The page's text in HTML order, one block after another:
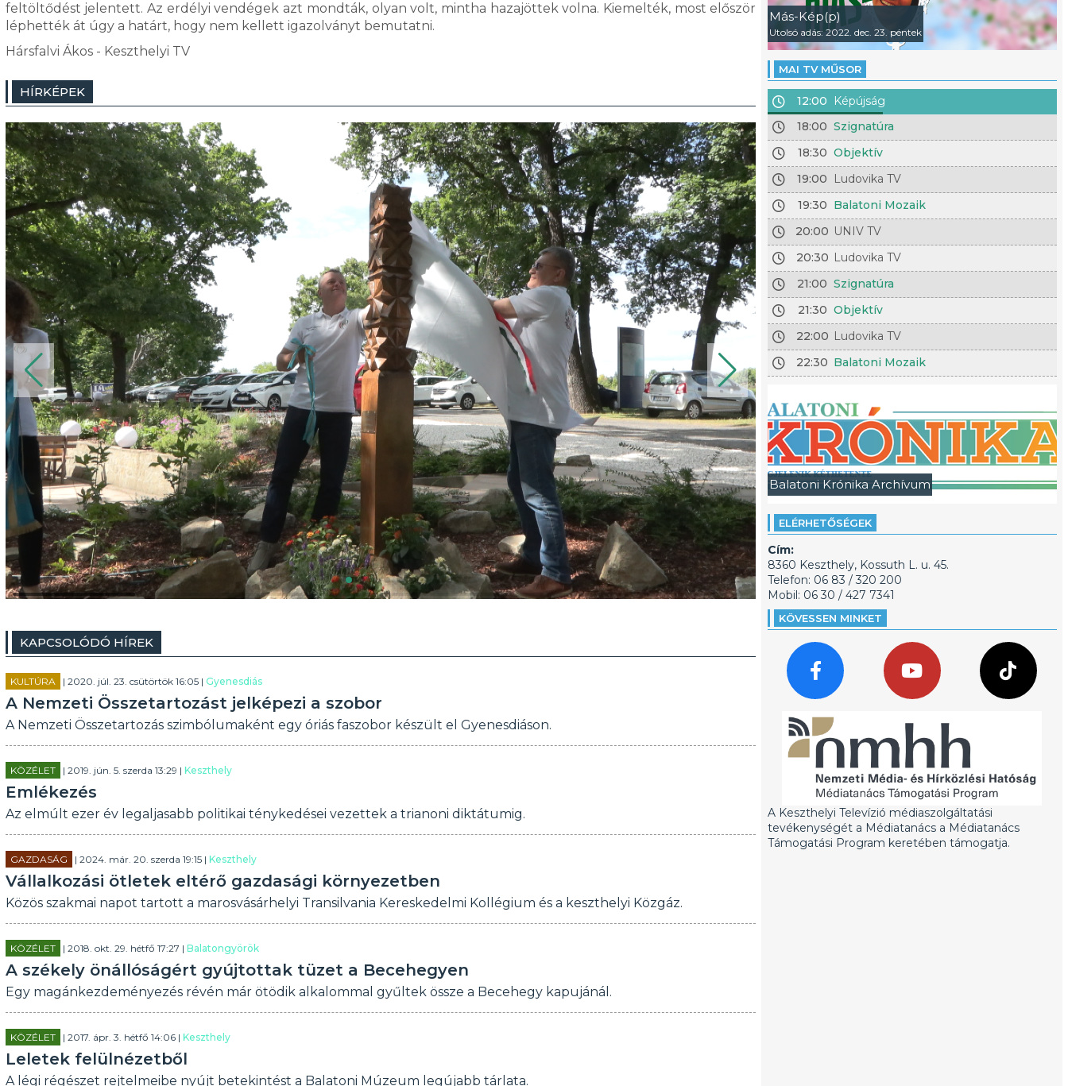
feltöltődést jelentett. Az erdélyi vendégek azt mondták, olyan volt, mintha hazajöttek volna. Kiemelték, most először
léphették át úgy a határt, hogy nem kellett igazolványt bemutatni.
Hársfalvi Ákos - Keszthelyi TV
HÍRKÉPEK
KAPCSOLÓDÓ HÍREK
KULTÚRA | 2020. júl. 23. csütörtök 16:05 | Gyenesdiás
A Nemzeti Összetartozást jelképezi a szobor
A Nemzeti Összetartozás szimbólumaként egy óriás faszobor készült el Gyenesdiáson.
KÖZÉLET | 2019. jún. 5. szerda 13:29 | Keszthely
Emlékezés
Az elmúlt ezer év legaljasabb politikai ténykedései vezettek a trianoni diktátumig.
GAZDASÁG | 2024. már. 20. szerda 19:15 | Keszthely
Vállalkozási ötletek eltérő gazdasági környezetben
Közös szakmai napot tartott a marosvásárhelyi Transilvania Kereskedelmi Kollégium és a keszthelyi Közgáz.
KÖZÉLET | 2018. okt. 29. hétfő 17:27 | Balatongyörök
A székely önállóságért gyújtottak tüzet a Becehegyen
Egy magánkezdeményezés révén már ötödik alkalommal gyűltek össze a Becehegy kapujánál.
KÖZÉLET | 2017. ápr. 3. hétfő 14:06 | Keszthely
Leletek felülnézetből
A légi régészet rejtelmeibe nyújt betekintést a Balatoni Múzeum legújabb tárlata.
Más-Kép(p)
Utolsó adás: 2022. dec. 23. péntek
MAI TV MŰSOR
12:00
Képújság
18:00 Szignatúra
18:30 Objektív
19:00
Ludovika TV
19:30 Balatoni Mozaik
20:00 UNIV TV
20:30 Ludovika TV
21:00 Szignatúra
21:30 Objektív
22:00 Ludovika TV
22:30 Balatoni Mozaik
Balatoni Krónika Archívum
ELÉRHETŐSÉGEK
Cím:
8360 Keszthely, Kossuth L. u. 45.
Telefon: 06 83 / 320 200
Mobil: 06 30 / 427 7341
KÖVESSEN MINKET
A Keszthelyi Televízió médiaszolgáltatási
tevékenységét a Médiatanács a Médiatanács
Támogatási Program keretében támogatja.